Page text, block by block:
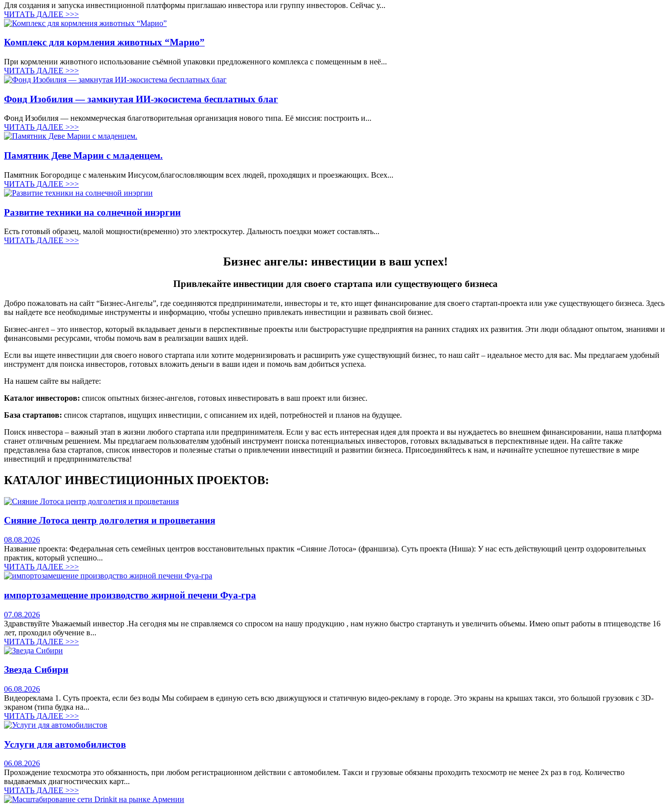
Для создания и запуска инвестиционной платформы приглашаю инвестора или группу инвесторов. Сейчас у...
ЧИТАТЬ ДАЛЕЕ >>>
Комплекс для кормления животных “Марио”
При кормлении животного использование съёмной упаковки предложенного комплекса с помещенным в неё...
ЧИТАТЬ ДАЛЕЕ >>>
Фонд Изобилия — замкнутая ИИ-экосистема бесплатных благ
Фонд Изобилия — некоммерческая благотворительная организация нового типа. Её миссия: построить и...
ЧИТАТЬ ДАЛЕЕ >>>
Памятник Деве Марии с младенцем.
Памятник Богородице с маленьким Иисусом,благословляющим всех людей, проходящих и проезжающих. Всех...
ЧИТАТЬ ДАЛЕЕ >>>
Развитие техники на солнечной инэргии
Есть готовый образец, малой мощности(временно) это электроскутер. Дальность поездки может составлять...
ЧИТАТЬ ДАЛЕЕ >>>
Бизнес ангелы: инвестиции в ваш успех!
Привлекайте инвестиции для своего стартапа или существующего бизнеса
Добро пожаловать на сайт “Бизнес-Ангелы”, где соединяются предприниматели, инвесторы и те, кто ищет финансирование для своего стартап-проекта или уже существующего бизнеса. Здесь
вы найдете все необходимые инструменты и информацию, чтобы успешно привлекать инвестиции и развивать свой бизнес.
Бизнес-ангел – это инвестор, который вкладывает деньги в перспективные проекты или быстрорастущие предприятия на ранних стадиях их развития. Эти люди обладают опытом, знаниями и
финансовыми ресурсами, чтобы помочь вам в реализации ваших идей.
Если вы ищете инвестиции для своего нового стартапа или хотите модернизировать и расширить уже существующий бизнес, то наш сайт – идеальное место для вас. Мы предлагаем удобный
инструмент для поиска инвесторов, готовых вложить деньги в ваши идеи и помочь вам добиться успеха.
На нашем сайте вы найдете:
Каталог инвесторов: список опытных бизнес-ангелов, готовых инвестировать в ваш проект или бизнес.
База стартапов: список стартапов, ищущих инвестиции, с описанием их идей, потребностей и планов на будущее.
Поиск инвестора – важный этап в жизни любого стартапа или предпринимателя. Если у вас есть интересная идея для проекта и вы нуждаетесь во внешнем финансировании, наша платформа
станет отличным решением. Мы предлагаем пользователям удобный инструмент поиска потенциальных инвесторов, готовых вкладываться в перспективные идеи. На сайте также
представлена база стартапов, список инвесторов и полезные статьи о привлечении инвестиций и развитии бизнеса. Присоединяйтесь к нам, и начинайте успешное путешествие в мире
инвестиций и предпринимательства!
КАТАЛОГ ИНВЕСТИЦИОННЫХ ПРОЕКТОВ:
Сияние Лотоса центр долголетия и процветания
08.08.2026
Название проекта: Федеральная сеть семейных центров восстановительных практик «Сияние Лотоса» (франшиза). Суть проекта (Ниша): У нас есть действующий центр оздоровительных
практик, который успешно...
ЧИТАТЬ ДАЛЕЕ >>>
импортозамещение производство жирной печени Фуа-гра
07.08.2026
Здравствуйте Уважаемый инвестор .На сегодня мы не справляемся со спросом на нашу продукцию , нам нужно быстро стартануть и увеличить объемы. Имею опыт работы в птицеводстве 16
лет, проходил обучение в...
ЧИТАТЬ ДАЛЕЕ >>>
Звезда Сибири
06.08.2026
Видеореклама 1. Суть проекта, если без воды Мы собираем в единую сеть всю движущуюся и статичную видео-рекламу в городе. Это экраны на крышах такси, это большой грузовик с 3D-
экраном (типа будка на...
ЧИТАТЬ ДАЛЕЕ >>>
Услуги для автомобилистов
06.08.2026
Прохождение техосмотра это обязанность, при любом регистрационном действии с автомобилем. Такси и грузовые обязаны проходить техосмотр не менее 2х раз в год. Количество
выдаваемых диагностических карт...
ЧИТАТЬ ДАЛЕЕ >>>